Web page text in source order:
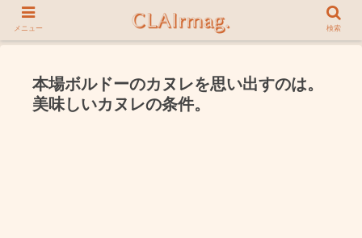
本場ボルドーのカヌレを思い出すのは。
美味しいカヌレの条件。
メニュー 検索